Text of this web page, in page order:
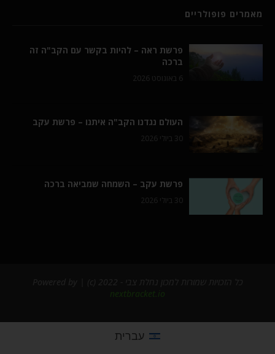
מאמרים פופולריים
פרשת ראה – להיות בקשר עם הקב"ה זה
ברכה
6 באוגוסט 2026
העולם נגדנו הקב"ה איתנו – פרשת עקב
30 ביולי 2026
פרשת עקב – השמחה שמביאה ברכה
30 ביולי 2026
nextbracket.io
עברית